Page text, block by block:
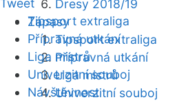
Dresy 2018/19
Zápasy
Tipsport extraliga
Přípravná utkání
Liga mistrů
Univerzitní souboj
Tweet
Tipsport extraliga
Přípravná utkání
Liga mistrů
Univerzitní souboj
Návštěvnost